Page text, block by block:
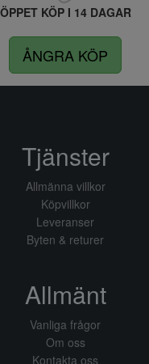
ÖPPET KÖP I 14 DAGAR
ÅNGRA KÖP
Tjänster
Allmänna villkor
Köpvillkor
Leveranser
Byten & returer
Allmänt
Vanliga frågor
Om oss
Kontakta oss